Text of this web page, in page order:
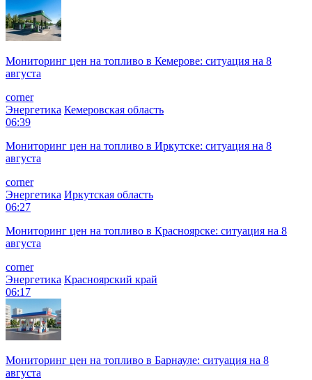
Мониторинг цен на топливо в Кемерове: ситуация на 8
августа
corner
Энергетика Кемеровская область
06:39
Мониторинг цен на топливо в Иркутске: ситуация на 8
августа
corner
Энергетика Иркутская область
06:27
Мониторинг цен на топливо в Красноярске: ситуация на 8
августа
corner
Энергетика Красноярский край
06:17
Мониторинг цен на топливо в Барнауле: ситуация на 8
августа